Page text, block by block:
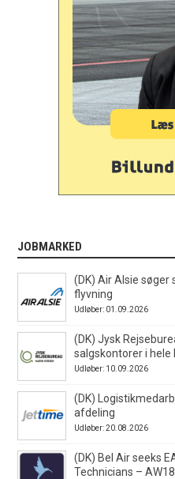
JOBMARKED
(DK) Air Alsie
flyvning
Udløber: 01.09.2026
(DK) Jysk
salgskontorer i hele
Udløber: 10.09.2026
(DK)
afdeling
Udløber: 20.08.2026
(DK) Bel Air seeks
Technicians –